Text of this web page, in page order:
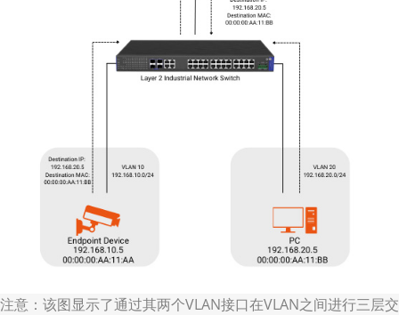
注意：该图显示了通过其两个VLAN接口在VLAN之间进行三层交